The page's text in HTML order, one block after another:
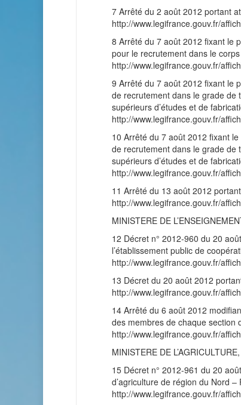
7 Arrêté du 2 août 2012 portant
http://www.legifrance.gouv.fr/
8 Arrêté du 7 août 2012 fixant le
pour le recrutement dans le
http://www.legifrance.gouv.fr/
9 Arrêté du 7 août 2012 fixant le
de recrutement dans le grade de
supérieurs d’études et de
http://www.legifrance.gouv.fr/
10 Arrêté du 7 août 2012 fixant
de recrutement dans le grade de
supérieurs d’études et de
http://www.legifrance.gouv.fr/
11 Arrêté du 13 août 2012
http://www.legifrance.gouv.fr/
MINISTERE DE
12 Décret n° 2012-960 du 20
l’établissement public de
http://www.legifrance.gouv.fr/
13 Décret du 20 août 2012
http://www.legifrance.gouv.fr/
14 Arrêté du 6 août 2012
des membres de chaque section
http://www.legifrance.gouv.fr/
MINISTERE DE
15 Décret n° 2012-961 du 20
d’agriculture de région du Nord –
http://www.legifrance.gouv.fr/